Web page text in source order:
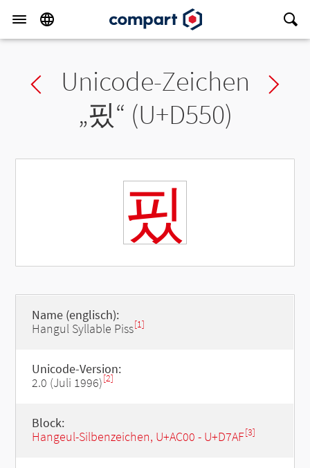
Previous char
Unicode-Zeichen
„핐“ (U+D550)
핐
Name (englisch):
Hangul Syllable Piss[1]
Unicode-Version:
2.0 (Juli 1996)[2]
Block:
Hangeul-Silbenzeichen, U+AC00 - U+D7AF[3]